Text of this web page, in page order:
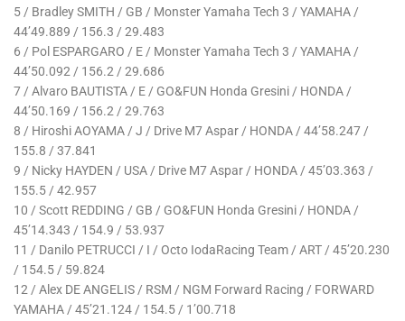
5 / Bradley SMITH / GB / Monster Yamaha Tech 3 / YAMAHA /
44’49.889 / 156.3 / 29.483
6 / Pol ESPARGARO / E / Monster Yamaha Tech 3 / YAMAHA /
44’50.092 / 156.2 / 29.686
7 / Alvaro BAUTISTA / E / GO&FUN Honda Gresini / HONDA /
44’50.169 / 156.2 / 29.763
8 / Hiroshi AOYAMA / J / Drive M7 Aspar / HONDA / 44’58.247 /
155.8 / 37.841
9 / Nicky HAYDEN / USA / Drive M7 Aspar / HONDA / 45’03.363 /
155.5 / 42.957
10 / Scott REDDING / GB / GO&FUN Honda Gresini / HONDA /
45’14.343 / 154.9 / 53.937
11 / Danilo PETRUCCI / I / Octo IodaRacing Team / ART / 45’20.230
/ 154.5 / 59.824
12 / Alex DE ANGELIS / RSM / NGM Forward Racing / FORWARD
YAMAHA / 45’21.124 / 154.5 / 1’00.718